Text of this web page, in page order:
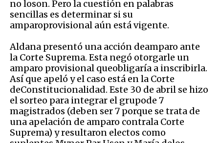
no loson. Pero la cuestión en palabras
sencillas es determinar si su
amparoprovisional aún está vigente.
Aldana presentó una acción deamparo ante
la Corte Suprema. Esta negó otorgarle un
amparo provisional queobligaría a inscribirla.
Así que apeló y el caso está en la Corte
deConstitucionalidad. Este 30 de abril se hizo
el sorteo para integrar el grupode 7
magistrados (deben ser 7 porque se trata de
una apelación de amparo contrala Corte
Suprema) y resultaron electos como